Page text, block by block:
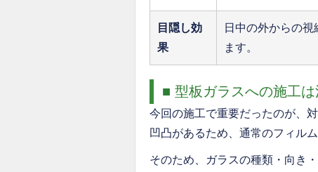
目隠し効
果
日中の外からの
ます。
■ 型板ガラスへの施工
今回の施工で重要だったのが、
凹凸があるため、通常のフィル
そのため、ガラスの種類・向き